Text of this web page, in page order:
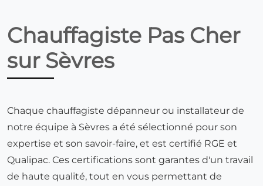
Chauffagiste Pas Cher
sur Sèvres
Chaque chauffagiste dépanneur ou installateur de
notre équipe à Sèvres a été sélectionné pour son
expertise et son savoir-faire, et est certifié RGE et
Qualipac. Ces certifications sont garantes d'un travail
de haute qualité, tout en vous permettant de